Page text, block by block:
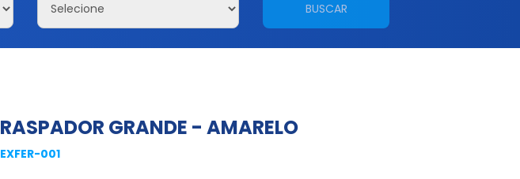
BUSCAR
RASPADOR GRANDE - AMARELO
EXFER-001